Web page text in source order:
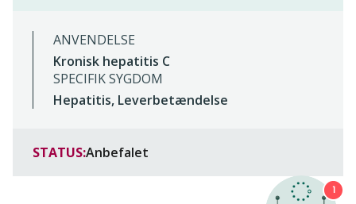
ANVENDELSE
Kronisk hepatitis C
SPECIFIK SYGDOM
Hepatitis, Leverbetændelse
STATUS:Anbefalet
1